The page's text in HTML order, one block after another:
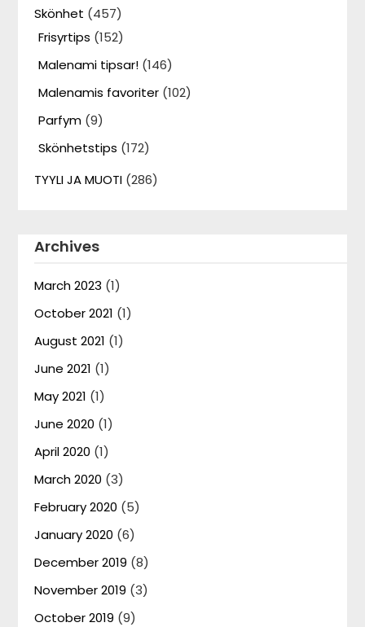
Skönhet (457)
Frisyrtips (152)
Malenami tipsar! (146)
Malenamis favoriter (102)
Parfym (9)
Skönhetstips (172)
TYYLI JA MUOTI (286)
Archives
March 2023 (1)
October 2021 (1)
August 2021 (1)
June 2021 (1)
May 2021 (1)
June 2020 (1)
April 2020 (1)
March 2020 (3)
February 2020 (5)
January 2020 (6)
December 2019 (8)
November 2019 (3)
October 2019 (9)